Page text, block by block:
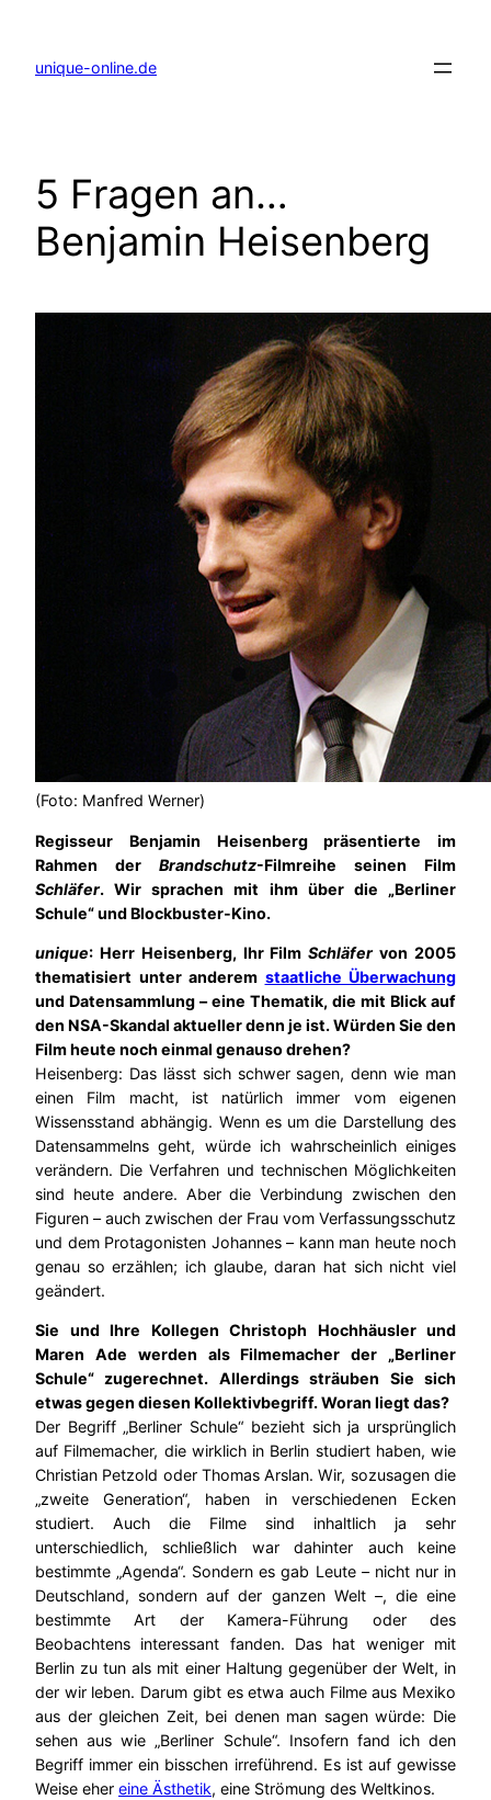
springen
unique-online.de
5 Fragen an…
Benjamin Heisenberg
(Foto: Manfred Werner)
Regisseur Benjamin Heisenberg präsentierte im
Rahmen der Brandschutz-Filmreihe seinen Film
Schläfer. Wir sprachen mit ihm über die „Berliner
Schule“ und Blockbuster-Kino.
unique: Herr Heisenberg, Ihr FilmSchläfervon 2005
thematisiert unter anderem staatliche Überwachung
und Datensammlung – eine Thematik, die mit Blick auf
den NSA-Skandal aktueller denn je ist. Würden Sie den
Film heute noch einmal genauso drehen?
Heisenberg: Das lässt sich schwer sagen, denn wie man
einen Film macht, ist natürlich immer vom eigenen
Wissensstand abhängig. Wenn es um die Darstellung des
Datensammelns geht, würde ich wahrscheinlich einiges
verändern. Die Verfahren und technischen Möglichkeiten
sind heute andere. Aber die Verbindung zwischen den
Figuren – auch zwischen der Frau vom Verfassungsschutz
und dem Protagonisten Johannes – kann man heute noch
genau so erzählen; ich glaube, daran hat sich nicht viel
geändert.
Sie und Ihre Kollegen Christoph Hochhäusler und
Maren Ade werden als Filmemacher der „Berliner
Schule“ zugerechnet. Allerdings sträuben Sie sich
etwas gegen diesen Kollektivbegriff. Woran liegt das?
Der Begriff „Berliner Schule“ bezieht sich ja ursprünglich
auf Filmemacher, die wirklich in Berlin studiert haben, wie
Christian Petzold oder Thomas Arslan. Wir, sozusagen die
„zweite Generation“, haben in verschiedenen Ecken
studiert. Auch die Filme sind inhaltlich ja sehr
unterschiedlich, schließlich war dahinter auch keine
bestimmte „Agenda“. Sondern es gab Leute – nicht nur in
Deutschland, sondern auf der ganzen Welt –, die eine
bestimmte Art der Kamera-Führung oder des
Beobachtens interessant fanden. Das hat weniger mit
Berlin zu tun als mit einer Haltung gegenüber der Welt, in
der wir leben. Darum gibt es etwa auch Filme aus Mexiko
aus der gleichen Zeit, bei denen man sagen würde: Die
sehen aus wie „Berliner Schule“. Insofern fand ich den
Begriff immer ein bisschen irreführend. Es ist auf gewisse
Weise eher eine Ästhetik, eine Strömung des Weltkinos.